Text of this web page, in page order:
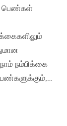
பெண்கள்
நம்பிக்கை